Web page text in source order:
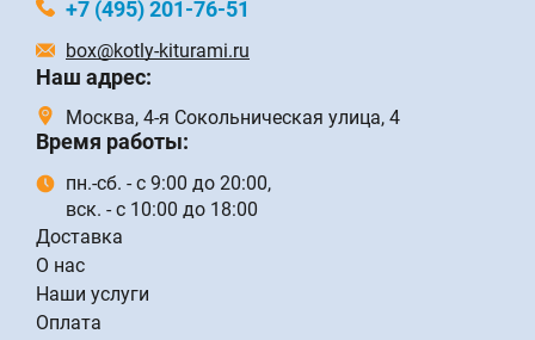
+7 (495) 201-76-51
box@kotly-kiturami.ru
Наш адрес:
Москва, 4-я Сокольническая улица, 4
Время работы:
пн.-сб. - с 9:00 до 20:00,
вск. - с 10:00 до 18:00
Доставка
О нас
Наши услуги
Оплата